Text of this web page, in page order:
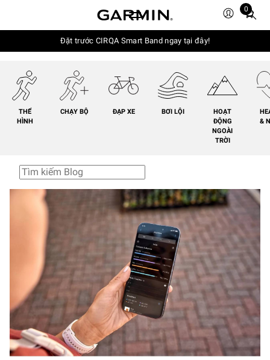
0
Total
cart:
Đặt trước CIRQA Smart Band ngay tại đây!
THỂ
HÌNH
CHẠY BỘ ĐẠP XE BƠI LỘI
HOẠT
ĐỘNG
NGOÀI
TRỜI
&